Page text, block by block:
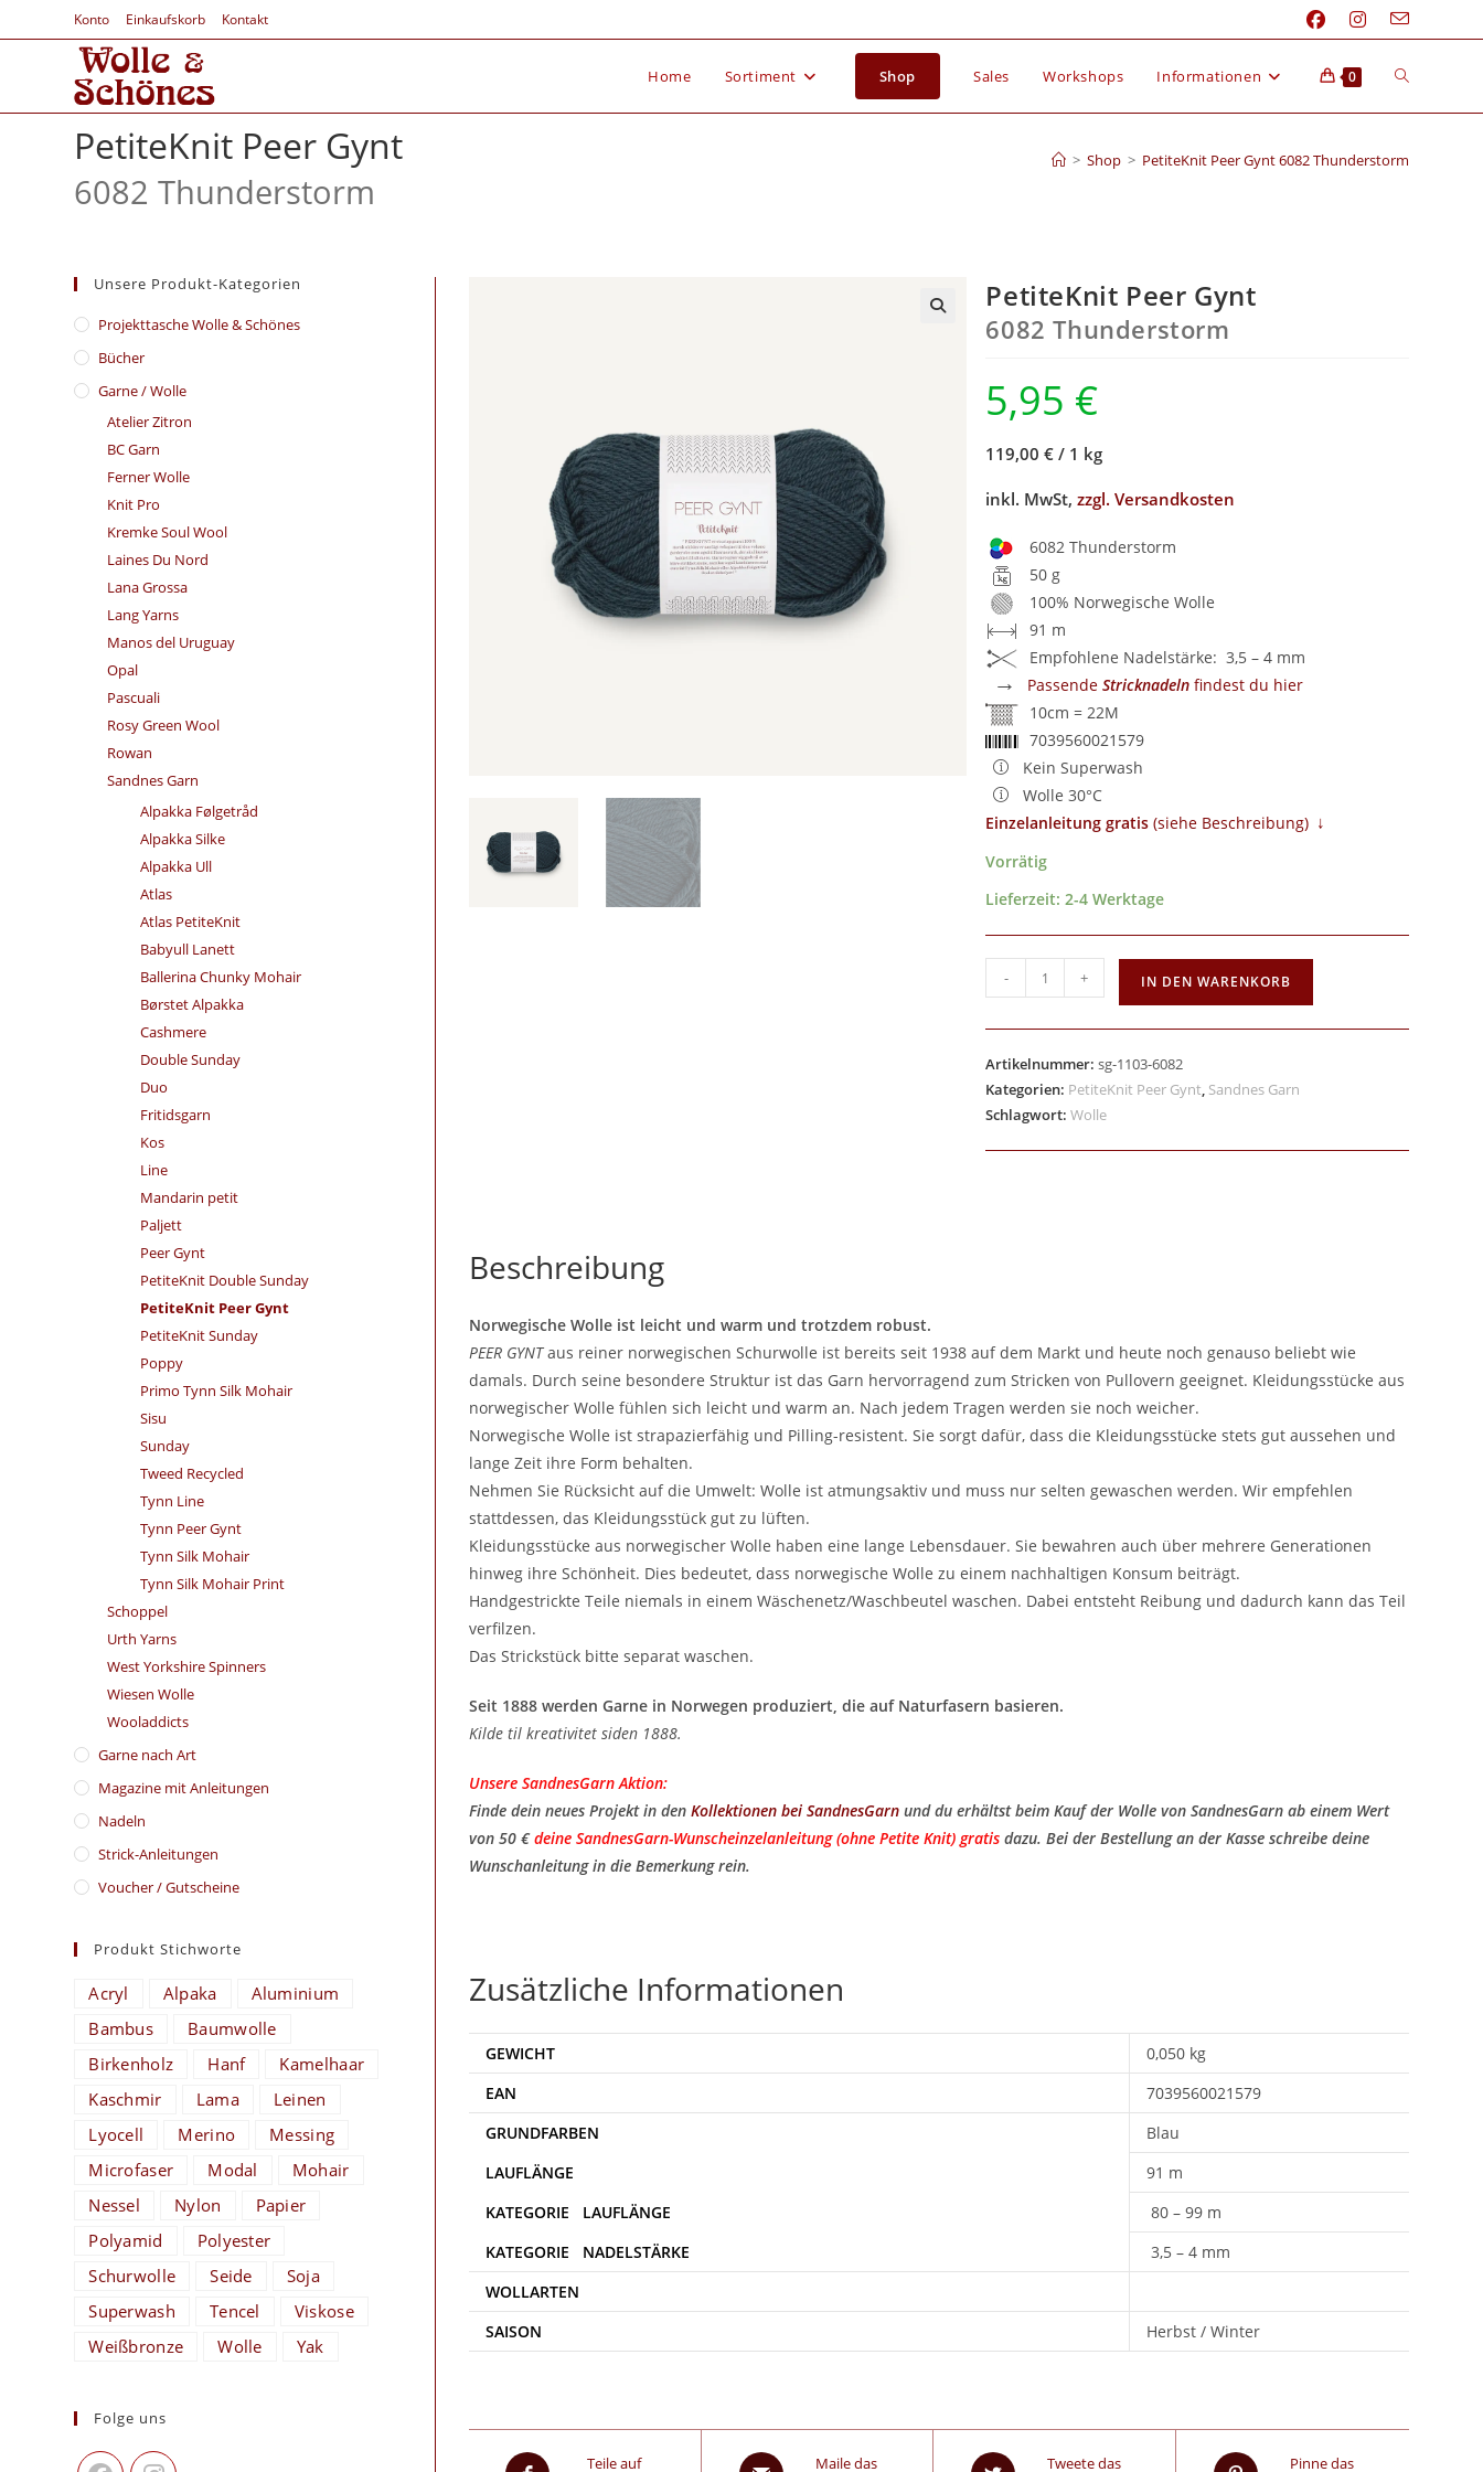
Konto Einkaufskorb Kontakt
Home Sortiment Shop Sales Workshops Informationen 0
PetiteKnit Peer Gynt
6082 Thunderstorm
> Shop > PetiteKnit Peer Gynt 6082 Thunderstorm
PetiteKnit Peer Gynt
6082 Thunderstorm
5,95 €
119,00 € / 1 kg
inkl. MwSt,zzgl. Versandkosten
6082 Thunderstorm
50 g
100% Norwegische Wolle
91 m
Empfohlene Nadelstärke: 3,5 – 4 mm
→ PassendeStricknadeln findest du hier
10cm = 22M
7039560021579
Kein Superwash
Wolle 30°C
Einzelanleitung gratis ​ (siehe Beschreibung) ↓
Vorrätig
Lieferzeit:2-4 Werktage
- + IN DEN WARENKORB
Artikelnummer:sg-1103-6082
Kategorien: PetiteKnit Peer Gynt, Sandnes Garn
Schlagwort:Wolle
Beschreibung
Norwegische Wolle ist leicht und warm und trotzdem robust.
PEER GYNTaus reiner norwegischen Schurwolle ist bereits seit 1938 auf dem Markt und heute noch genauso beliebt wie
damals. Durch seine besondere Struktur ist das Garn hervorragend zum Stricken von Pullovern geeignet. Kleidungsstücke aus
norwegischer Wolle fühlen sich leicht und warm an. Nach jedem Tragen werden sie noch weicher.
Norwegische Wolle ist strapazierfähig und Pilling-resistent. Sie sorgt dafür, dass die Kleidungsstücke stets gut aussehen und
lange Zeit ihre Form behalten.
Nehmen Sie Rücksicht auf die Umwelt: Wolle ist atmungsaktiv und muss nur selten gewaschen werden. Wir empfehlen
stattdessen, das Kleidungsstück gut zu lüften.
Kleidungsstücke aus norwegischer Wolle haben eine lange Lebensdauer. Sie bewahren auch über mehrere Generationen
hinweg ihre Schönheit. Dies bedeutet, dass norwegische Wolle zu einem nachhaltigen Konsum beiträgt.
Handgestrickte Teile niemals in einem Wäschenetz/Waschbeutel waschen. Dabei entsteht Reibung und dadurch kann das Teil
verfilzen.
Das Strickstück bitte separat waschen.
Seit 1888 werden Garne in Norwegen produziert, die auf Naturfasern basieren.
Kilde til kreativitet siden 1888.
Unsere SandnesGarn Aktion:
Finde dein neues Projekt in den Kollektionen bei SandnesGarnund du erhältst beim Kauf der Wolle von SandnesGarn ab einem Wert
von 50 €deine SandnesGarn-Wunscheinzelanleitung (ohne Petite Knit) gratis​ dazu. Bei der Bestellung an der Kasse schreibe deine
Wunschanleitung in die Bemerkung rein.
Zusätzliche Informationen
GEWICHT
0,050 kg
EAN
7039560021579
Blau
91 m
80 – 99 m
3,5 – 4 mm
WOLLARTEN
SAISON
Herbst / Winter
Teile auf Maile das Tweete das Pinne das
Unsere Produkt-Kategorien
​Projekttasche Wolle & Schönes
Bücher
Garne / Wolle
Atelier Zitron
BC Garn
Ferner Wolle
Knit Pro
Kremke Soul Wool
Laines Du Nord
Lana Grossa
Lang Yarns
Manos del Uruguay
Opal
Pascuali
Rosy Green Wool
Rowan
Sandnes Garn
Alpakka Følgetråd
Alpakka Silke
Alpakka Ull
Atlas
Atlas PetiteKnit
Babyull Lanett
Ballerina Chunky Mohair
Børstet Alpakka
Cashmere
Double Sunday
Duo
Fritidsgarn
Kos
Line
Mandarin petit
Paljett
Peer Gynt
PetiteKnit Double Sunday
PetiteKnit Peer Gynt
PetiteKnit Sunday
Poppy
Primo Tynn Silk Mohair
Sisu
Sunday
Tweed Recycled
Tynn Line
Tynn Peer Gynt
Tynn Silk Mohair
Tynn Silk Mohair Print
Schoppel
Urth Yarns
West Yorkshire Spinners
Wiesen Wolle
Wooladdicts
Garne nach Art
Magazine mit Anleitungen
Nadeln
Strick-Anleitungen
Voucher / Gutscheine
Produkt Stichworte
Acryl Alpaka
Aluminium
Bambus
Baumwolle
Birkenholz
Hanf
Kamelhaar
Kaschmir
Lama
Leinen
Lyocell
Merino
Messing
Microfaser
Modal
Mohair
Nessel
Nylon
Papier
Polyamid
Polyester
Schurwolle
Seide
Soja
Superwash
Tencel
Viskose
Weißbronze
Wolle Yak
Folge uns